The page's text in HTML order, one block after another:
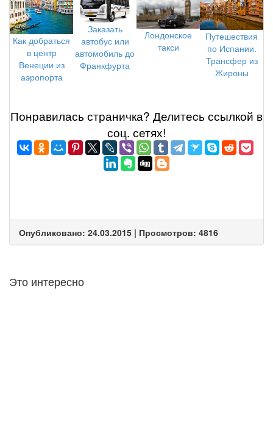
Как добраться
в центр
Венеции из
аэропорта
Заказать
автобус или
автомобиль до
Франкфурта
Лондонское
такси
Путешествия
по Испании.
Трансфер из
Жироны
Понравилась страничка? Делитеcь ссылкой в
соц. сетях!
Опубликовано: 24.03.2015 | Просмотров: 4816
Это интересно